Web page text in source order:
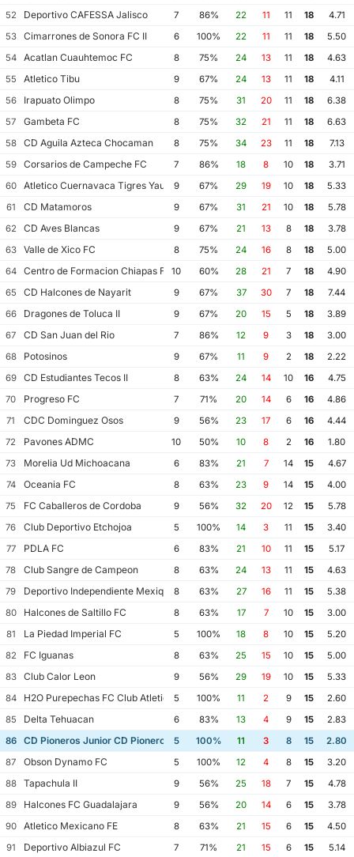
52
Deportivo CAFESSA Jalisco 7 86% 22 11 11 18
4.71
53
Cimarrones de Sonora FC II 6 100% 22 11 11 18
5.50
54
Acatlan Cuauhtemoc FC 8 75% 24 13 11 18
4.63
55
Atletico Tibu 9 67% 24 13 11 18
4.11
56
Irapuato Olimpo 8 75% 31 20 11 18
6.38
57
Gambeta FC 8 75% 32 21 11 18
6.63
58
CD Aguila Azteca Chocaman 8 75% 34 23 11 18
7.13
59
Corsarios de Campeche FC 7 86% 18 8 10 18
3.71
60
Atletico Cuernavaca Tigres Yautepec
9 67% 29 19 10 18
5.33
61
CD Matamoros 9 67% 31 21 10 18
5.78
62
CD Aves Blancas 9 67% 21 13 8 18
3.78
63
Valle de Xico FC 8 75% 24 16 8 18
5.00
64
Centro de Formacion Chiapas Futbol
10 60% 28 21 7 18
4.90
65
CD Halcones de Nayarit 9 67% 37 30 7 18
7.44
66
Dragones de Toluca II 9 67% 20 15 5 18
3.89
67
CD San Juan del Rio 7 86% 12 9 3 18
3.00
68
Potosinos 9 67% 11 9 2 18
2.22
69
CD Estudiantes Tecos II 8 63% 24 14 10 16
4.75
70
Progreso FC 7 71% 20 14 6 16
4.86
71
CDC Dominguez Osos 9 56% 23 17 6 16
4.44
72
Pavones ADMC 10 50% 10 8 2 16
1.80
73
Morelia Ud Michoacana 6 83% 21 7 14 15
4.67
74
Oceania FC 8 63% 23 9 14 15
4.00
75
FC Caballeros de Cordoba 9 56% 32 20 12 15
5.78
76
Club Deportivo Etchojoa 5 100% 14 3 11 15
3.40
77
PDLA FC 6 83% 21 10 11 15
5.17
78
Club Sangre de Campeon 8 63% 24 13 11 15
4.63
79
Deportivo Independiente Mexiquense
8 63% 27 16 11 15
5.38
80
Halcones de Saltillo FC 8 63% 17 7 10 15
3.00
81
La Piedad Imperial FC 5 100% 18 8 10 15
5.20
82
FC Iguanas 8 63% 25 15 10 15
5.00
83
Club Calor Leon 9 56% 29 19 10 15
5.33
84
H2O Purepechas FC Club Atletico Morelia II
5 100% 11 2 9 15
2.60
85
Delta Tehuacan 6 83% 13 4 9 15
2.83
86
CD Pioneros Junior CD Pioneros de Cancun II
5 100% 11 3 8 15
2.80
87
Obson Dynamo FC 5 100% 12 4 8 15
3.20
88
Tapachula II 9 56% 25 18 7 15
4.78
89
Halcones FC Guadalajara 9 56% 20 14 6 15
3.78
90
Atletico Mexicano FE 8 63% 21 15 6 15
4.50
91
Deportivo Albiazul FC 7 71% 21 15 6 15
5.14